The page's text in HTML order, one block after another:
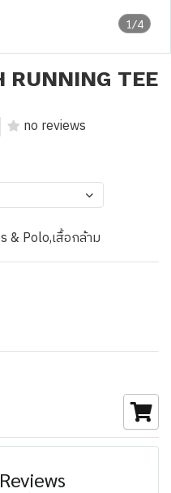
1/4
RUNNING TEE
no reviews
& Polo,เสื้อกล้าม